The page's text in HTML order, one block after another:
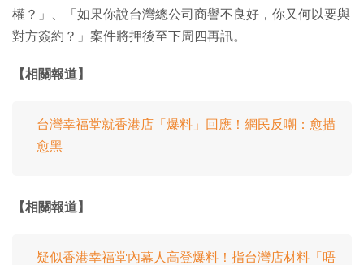
權？」、「如果你說台灣總公司商譽不良好，你又何以要與
對方簽約？」案件將押後至下周四再訊。
【相關報道】
台灣幸福堂就香港店「爆料」回應！網民反嘲：愈描
愈黑
【相關報道】
疑似香港幸福堂內幕人高登爆料！指台灣店材料「唔